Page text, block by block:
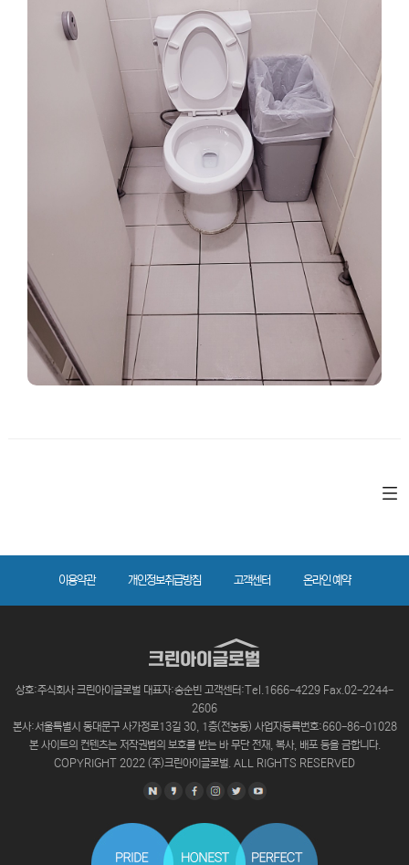
이용약관 개인정보취급방침 고객센터 온라인 예약
상호:주식회사 크린아이글로벌 대표자:송순빈 고객센터:Tel.1666-4229 Fax.02-2244-
2606
본사:서울특별시 동대문구 사가정로13길 30, 1층(전농동) 사업자등록번호:660-86-01028
본 사이트의 컨텐츠는 저작권법의 보호를 받는 바 무단 전재, 복사, 배포 등을 금합니다.
COPYRIGHT 2022 (주)크린아이글로벌. ALL RIGHTS RESERVED